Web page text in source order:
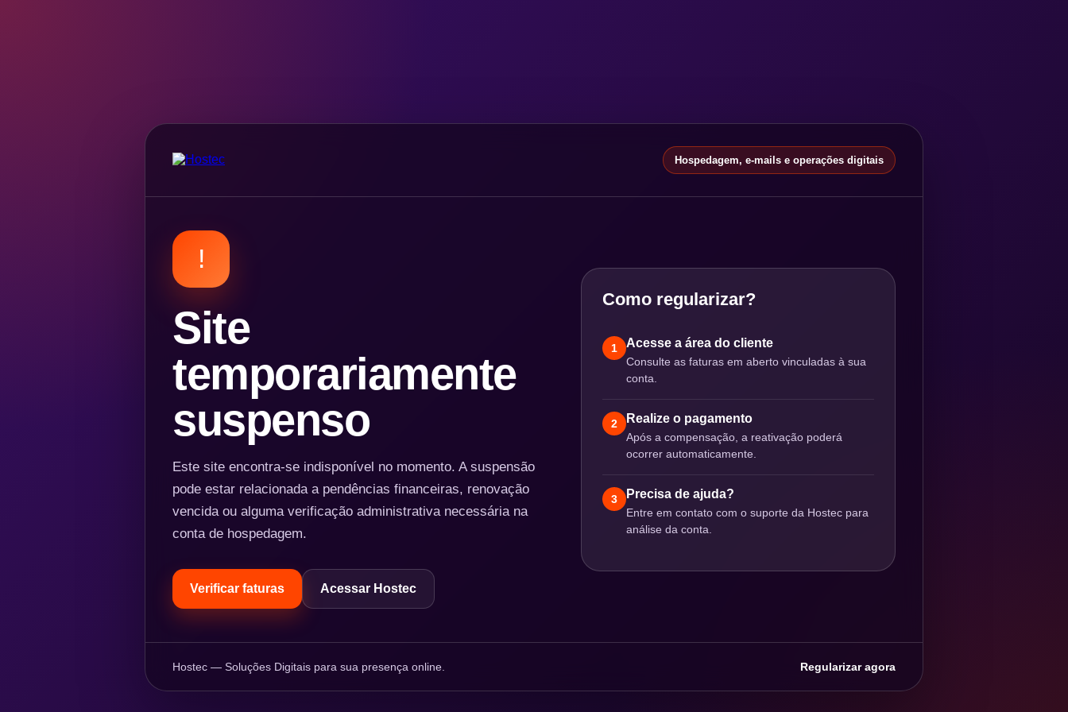
Hospedagem, e-mails e operações digitais
!
Site
temporariamente
suspenso
Este site encontra-se indisponível no momento. A suspensão
pode estar relacionada a pendências financeiras, renovação
vencida ou alguma verificação administrativa necessária na
conta de hospedagem.
Verificar faturas Acessar Hostec
Como regularizar?
1 Acesse a área do cliente
Consulte as faturas em aberto vinculadas à sua
conta.
2 Realize o pagamento
Após a compensação, a reativação poderá
ocorrer automaticamente.
3 Precisa de ajuda?
Entre em contato com o suporte da Hostec para
análise da conta.
Hostec — Soluções Digitais para sua presença online. Regularizar agora